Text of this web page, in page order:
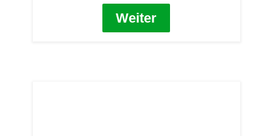
Weiter